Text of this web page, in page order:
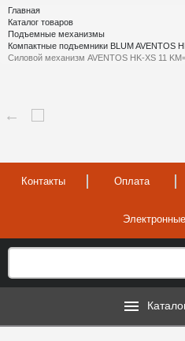
Главная
Каталог товаров
Подъемные механизмы
Компактные подъемники BLUM AVENTOS
Силовой механизм AVENTOS HK-XS 11
Контакты Оплата